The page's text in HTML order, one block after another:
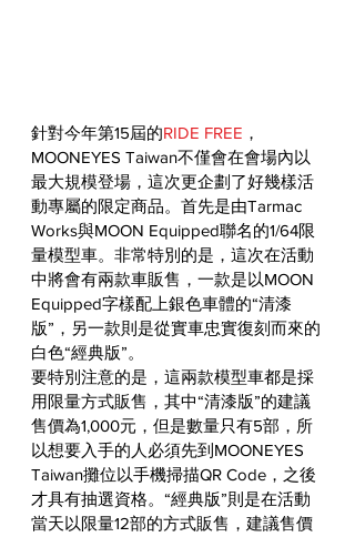
針對今年第15屆的RIDE FREE ，
MOONEYES Taiwan不僅會在會場內以
最大規模登場，這次更企劃了好幾樣活
動專屬的限定商品。首先是由Tarmac
Works與MOON Equipped聯名的1/64限
量模型車。非常特別的是，這次在活動
中將會有兩款車販售，一款是以MOON
Equipped字樣配上銀色車體的“清漆
版”，另一款則是從實車忠實復刻而來的
白色“經典版”。
要特別注意的是，這兩款模型車都是採
用限量方式販售，其中“清漆版”的建議
售價為1,000元，但是數量只有5部，所
以想要入手的人必須先到MOONEYES
Taiwan攤位以手機掃描QR Code，之後
才具有抽選資格。“經典版”則是在活動
當天以限量12部的方式販售，建議售價